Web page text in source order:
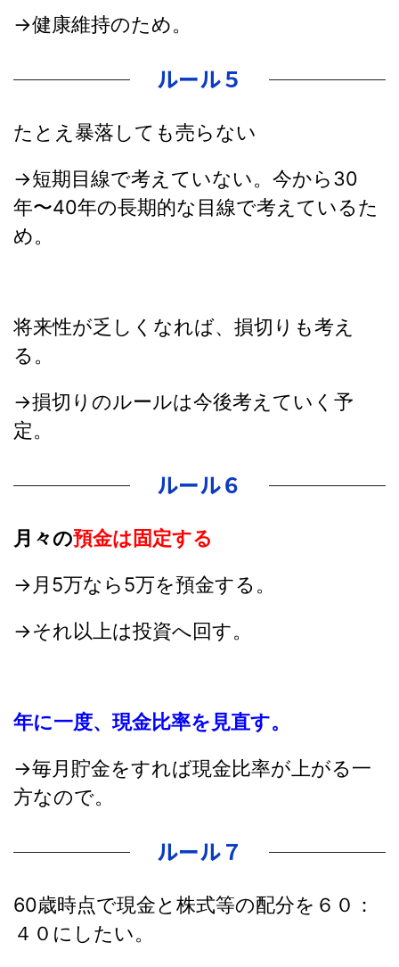
→健康維持のため。
ルール５
たとえ暴落しても売らない
→短期目線で考えていない。今から30
年〜40年の長期的な目線で考えているた
め。
将来性が乏しくなれば、損切りも考え
る。
→損切りのルールは今後考えていく予
定。
ルール６
月々の預金は固定する
→月5万なら5万を預金する。
→それ以上は投資へ回す。
年に一度、現金比率を見直す。
→毎月貯金をすれば現金比率が上がる一
方なので。
ルール７
60歳時点で現金と株式等の配分を６０：
４０にしたい。